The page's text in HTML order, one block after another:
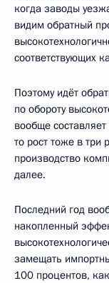
когда заводы
видим обратный
соответствующих
Поэтому идёт
по обороту
вообще
то рост тоже в три
производство
далее.
Последний год
накопленный
замещать
100 процентов,